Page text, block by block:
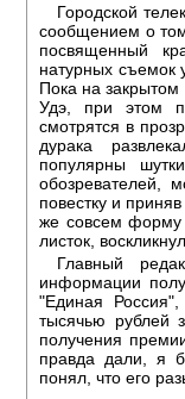
Городской
сообщением о
посвященный
натурных съемок
Пока на закрытом
Удэ, при этом
смотрятся в
дурака
популярны
обозревателей,
повестку и
же совсем форму
листок,
Главный
информации
"Единая
тысячью рублей
получения
правда дали, я
понял, что его